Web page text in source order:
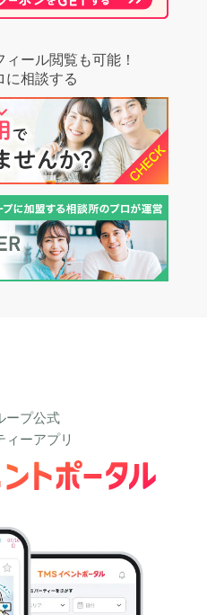
ール閲覧も可能！
に相談する
ープ公式
ィーアプリ